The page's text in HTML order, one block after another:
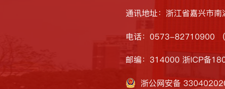
通讯地址：浙江省嘉兴市
电话：0573-82710900
邮编：314000 浙ICP备
浙公网安备